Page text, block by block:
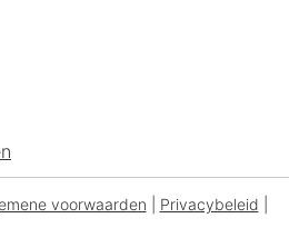
voorwaarden Privacybeleid